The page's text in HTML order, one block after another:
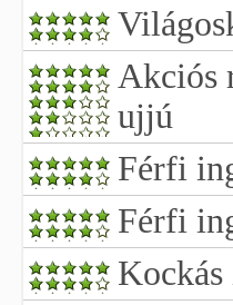
Akciós
ujjú
Férfi
Férfi